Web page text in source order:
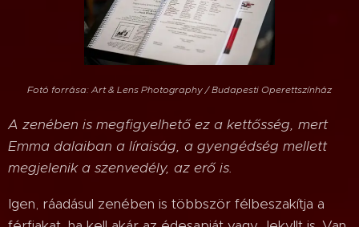
Fotó forrása: Art & Lens Photography / Budapesti Operettszínház
A zenében is megfigyelhető ez a kettősség, mert
Emma dalaiban a líraiság, a gyengédség mellett
megjelenik a szenvedély, az erő is.
Igen, ráadásul zenében is többször félbeszakítja a